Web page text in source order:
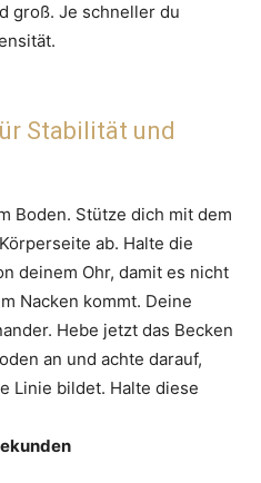
groß. Je schneller du
Stabilität und
Boden. Stütze dich mit dem
ab. Halte die
deinem Ohr, damit es nicht
Nacken kommt. Deine
Hebe jetzt das Becken
an und achte darauf,
Linie bildet. Halte diese